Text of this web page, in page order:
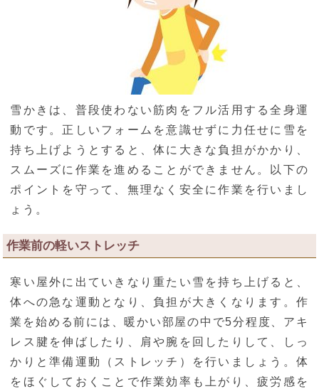
雪かきは、普段使わない筋肉をフル活用する全身運
動です。正しいフォームを意識せずに力任せに雪を
持ち上げようとすると、体に大きな負担がかかり、
スムーズに作業を進めることができません。以下の
ポイントを守って、無理なく安全に作業を行いまし
ょう。
作業前の軽いストレッチ
寒い屋外に出ていきなり重たい雪を持ち上げると、
体への急な運動となり、負担が大きくなります。作
業を始める前には、暖かい部屋の中で5分程度、アキ
レス腱を伸ばしたり、肩や腕を回したりして、しっ
かりと準備運動（ストレッチ）を行いましょう。体
をほぐしておくことで作業効率も上がり、疲労感を